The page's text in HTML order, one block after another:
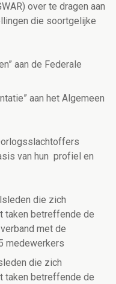
over te dragen aan
die soortgelijke
aan de Federale
aan het Algemeen
van hun profiel en
die zich
taken betreffende de
met de
medewerkers
die zich
taken betreffende de